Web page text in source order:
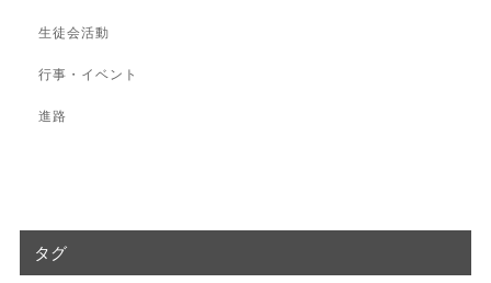
生徒会活動
行事・イベント
進路
タグ